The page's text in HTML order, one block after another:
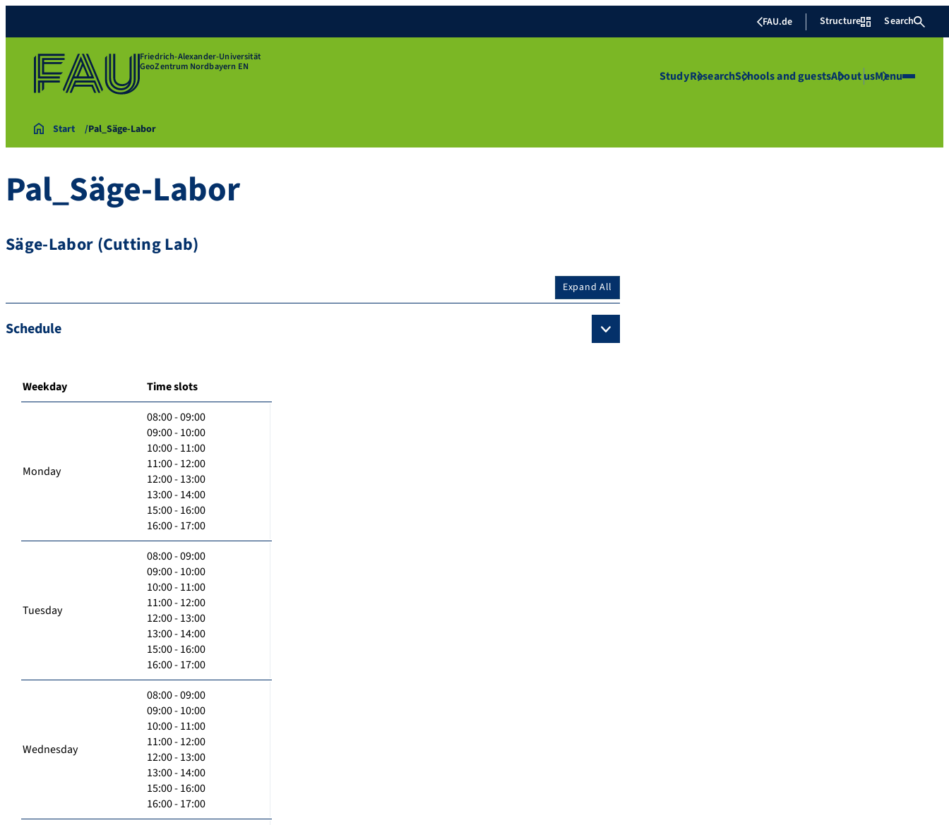
FAU.de Structure Search
Friedrich-Alexander-Universität
GeoZentrum Nordbayern EN
StudyResearchSchools and guestsAbout usMenu
Start Pal_Säge-Labor
Pal_Säge-Labor
Säge-Labor (Cutting Lab)
Expand All
Schedule
Weekday Time slots
Monday
08:00 - 09:00
09:00 - 10:00
10:00 - 11:00
11:00 - 12:00
12:00 - 13:00
13:00 - 14:00
15:00 - 16:00
16:00 - 17:00
Tuesday
08:00 - 09:00
09:00 - 10:00
10:00 - 11:00
11:00 - 12:00
12:00 - 13:00
13:00 - 14:00
15:00 - 16:00
16:00 - 17:00
Wednesday
08:00 - 09:00
09:00 - 10:00
10:00 - 11:00
11:00 - 12:00
12:00 - 13:00
13:00 - 14:00
15:00 - 16:00
16:00 - 17:00